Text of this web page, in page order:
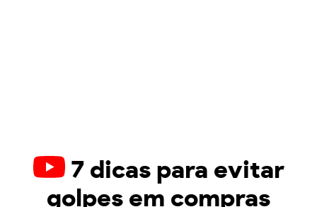
7 dicas para evitar
golpes em compras